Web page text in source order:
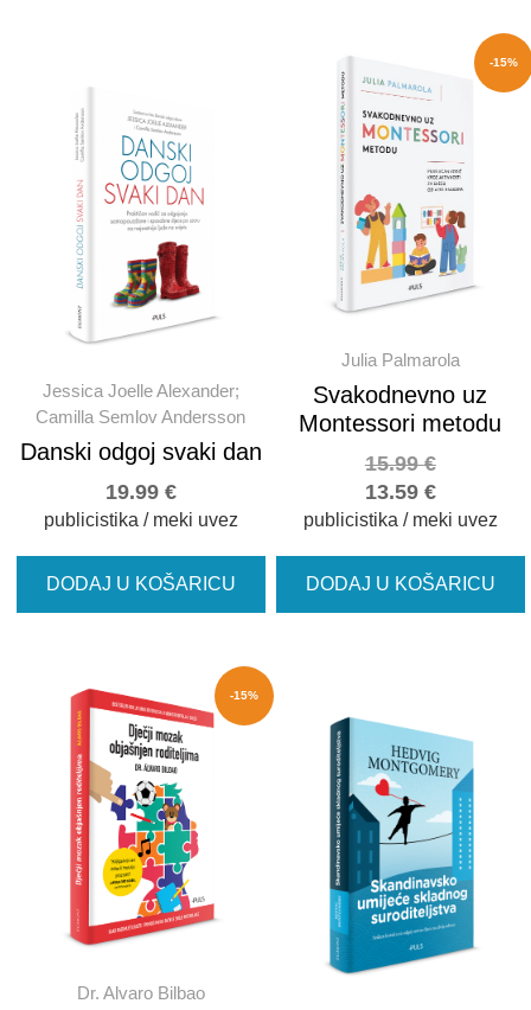
Jessica Joelle Alexander;
Camilla Semlov Andersson
Danski odgoj svaki dan
19.99 €
publicistika / meki uvez
DODAJ U KOŠARICU
-15%
Julia Palmarola
Svakodnevno uz
Montessori metodu
13.59 €
15.99€
publicistika / meki uvez
DODAJ U KOŠARICU
-15%
Dr. Alvaro Bilbao